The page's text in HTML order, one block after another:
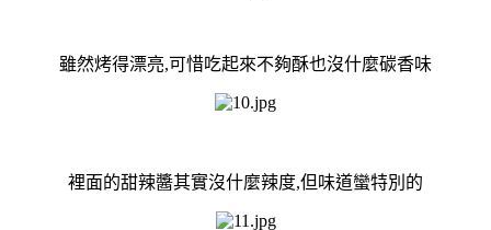
雖然烤得漂亮,可惜吃起來不夠酥也沒什麼碳香味
裡面的甜辣醬其實沒什麼辣度,但味道蠻特別的